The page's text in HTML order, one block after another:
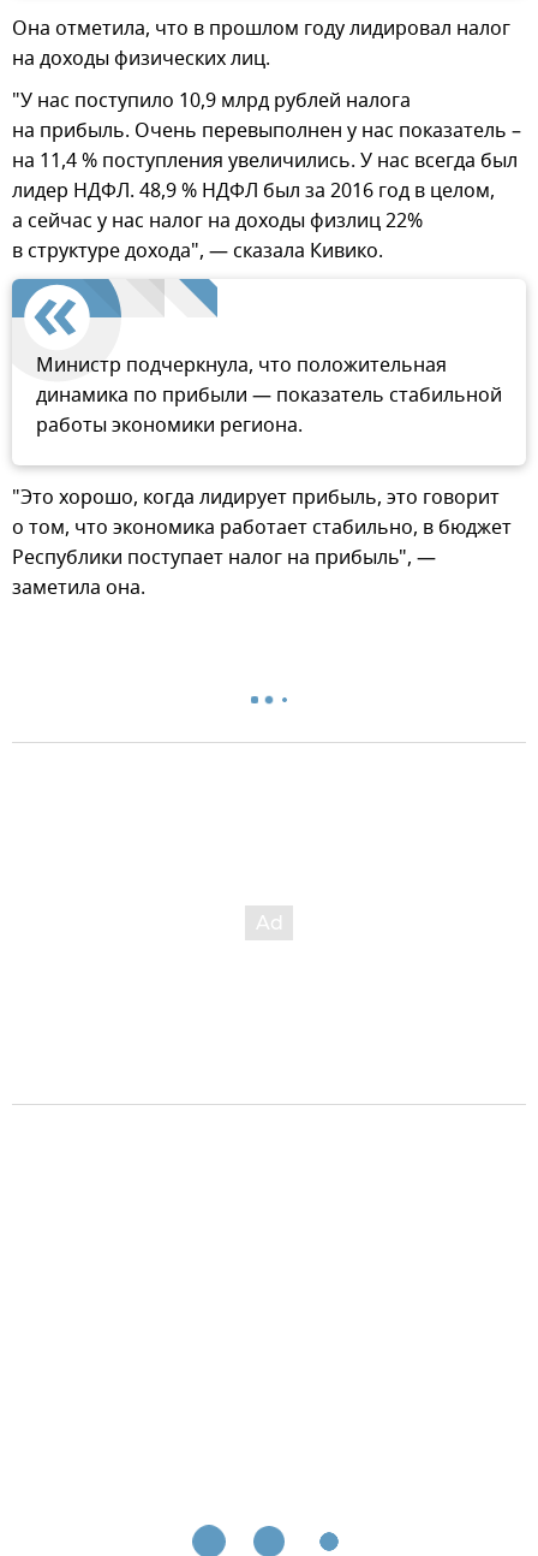
Она отметила, что в прошлом году лидировал налог
на доходы физических лиц.
"У нас поступило 10,9 млрд рублей налога
на прибыль. Очень перевыполнен у нас показатель –
на 11,4 % поступления увеличились. У нас всегда был
лидер НДФЛ. 48,9 % НДФЛ был за 2016 год в целом,
а сейчас у нас налог на доходы физлиц 22%
в структуре дохода", — сказала Кивико.
Министр подчеркнула, что положительная
динамика по прибыли — показатель стабильной
работы экономики региона.
"Это хорошо, когда лидирует прибыль, это говорит
о том, что экономика работает стабильно, в бюджет
Республики поступает налог на прибыль", —
заметила она.